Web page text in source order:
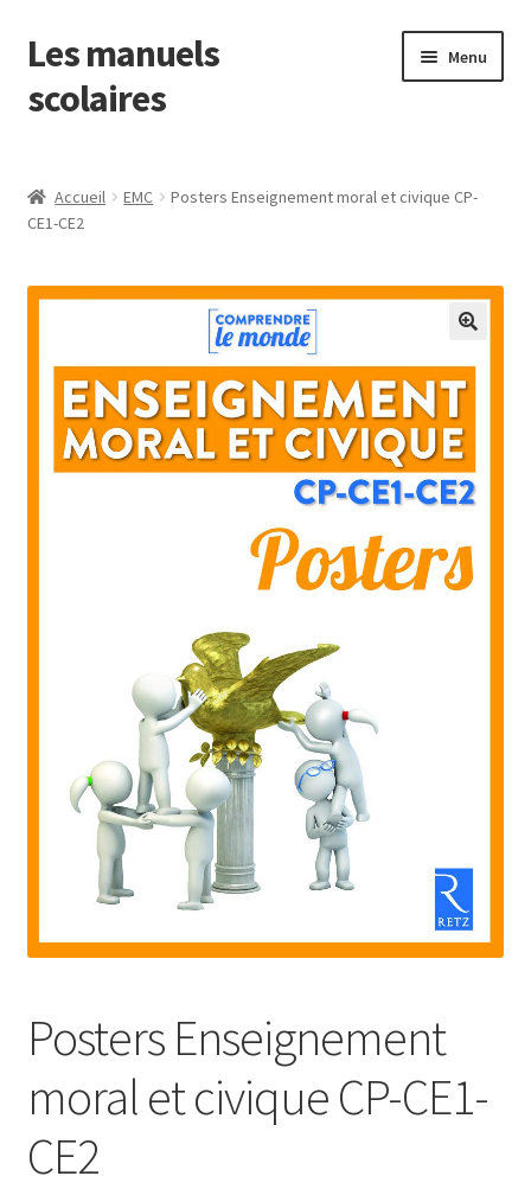
Aller
à
la
Aller
au
contenu
Les manuels
scolaires
Menu
menu
Mathématiques
le
menu
enfant
Anglais
Accueil EMC
Posters Enseignement moral et civique CP-
CE1-CE2
Posters Enseignement
moral et civique CP-CE1-
CE2